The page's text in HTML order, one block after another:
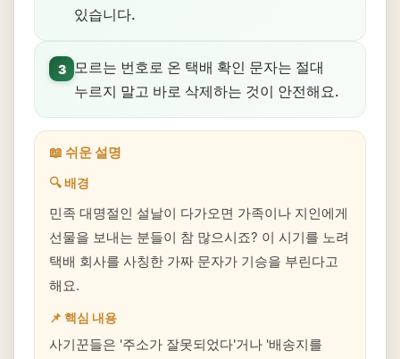
있습니다.
3
모르는 번호로 온 택배 확인 문자는 절대
누르지 말고 바로 삭제하는 것이 안전해요.
📖 쉬운 설명
🔍 배경
민족 대명절인 설날이 다가오면 가족이나 지인에게
선물을 보내는 분들이 참 많으시죠? 이 시기를 노려
택배 회사를 사칭한 가짜 문자가 기승을 부린다고
해요.
📌 핵심 내용
사기꾼들은 '주소가 잘못되었다'거나 '배송지를